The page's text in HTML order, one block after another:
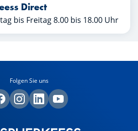
Direct
bis Freitag 8.00 bis 18.00 Uhr
Folgen Sie uns